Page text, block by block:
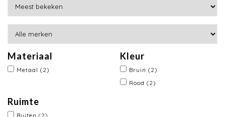
Materiaal
Metaal (2)
Kleur
Bruin (2)
Rood (2)
Ruimte
Buiten (2)